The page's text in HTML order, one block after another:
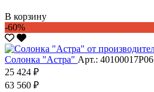
В корзину
-60%
Солонка "Астра" Арт.: 40100017Р06
25 424 ₽
63 560 ₽